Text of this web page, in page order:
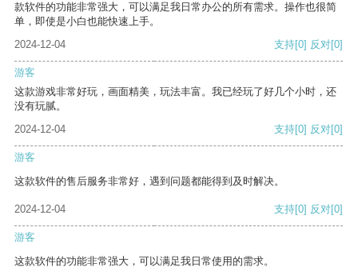
款软件的功能非常强大，可以满足我日常办公的所有需求。操作也很简
单，即使是小白也能快速上手。
2024-12-04
支持[0] 反对[0]
游客
这款游戏非常好玩，画面精美，玩法丰富。我已经玩了好几个小时，还
没有玩腻。
2024-12-04
支持[0] 反对[0]
游客
这款软件的售后服务非常好，遇到问题都能得到及时解决。
2024-12-04 支持[0] 反对[0]
游客
这款软件的功能非常强大，可以满足我日常使用的需求。